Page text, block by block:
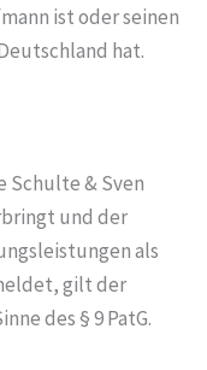
ist oder seinen
hat.
Schulte & Sven
und der
als
gilt der
des § 9 PatG.